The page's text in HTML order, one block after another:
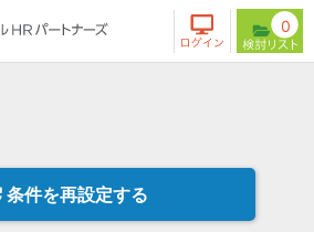
0
条件を再設定する